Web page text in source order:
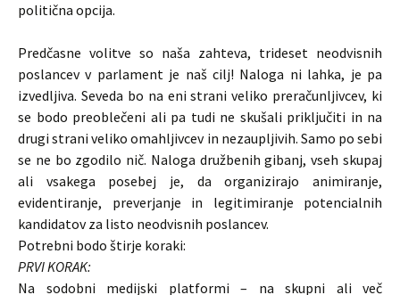
politična opcija.
Predčasne volitve so naša zahteva, trideset neodvisnih
poslancev v parlament je naš cilj! Naloga ni lahka, je pa
izvedljiva. Seveda bo na eni strani veliko preračunljivcev, ki
se bodo preoblečeni ali pa tudi ne skušali priključiti in na
drugi strani veliko omahljivcev in nezaupljivih. Samo po sebi
se ne bo zgodilo nič. Naloga družbenih gibanj, vseh skupaj
ali vsakega posebej je, da organizirajo animiranje,
evidentiranje, preverjanje in legitimiranje potencialnih
kandidatov za listo neodvisnih poslancev.
Potrebni bodo štirje koraki:
PRVI KORAK:
Na sodobni medijski platformi – na skupni ali več